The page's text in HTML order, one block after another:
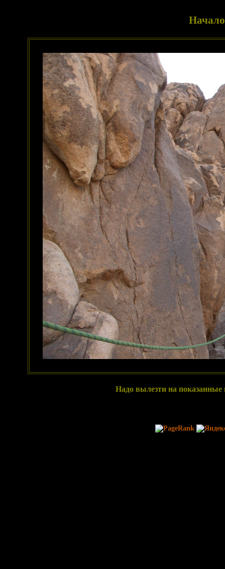
Надо вылезти на